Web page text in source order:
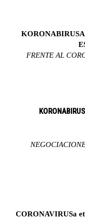
FRENTE AL
CORONAVIRUSa